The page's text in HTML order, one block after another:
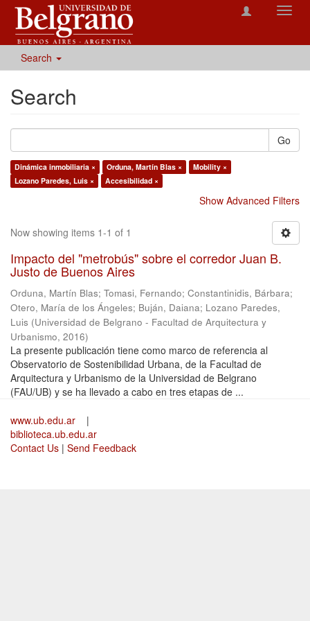
Search
Search
Go
Dinámica inmobiliaria × Orduna, Martín Blas ×
Mobility ×
Lozano Paredes, Luis ×
Accesibilidad ×
Show Advanced Filters
Now showing items 1-1 of 1
Impacto del "metrobús" sobre el corredor Juan B.
Justo de Buenos Aires
Orduna, Martín Blas; Tomasi, Fernando; Constantinidis, Bárbara;
Otero, María de los Ángeles; Buján, Daiana; Lozano Paredes,
Luis (Universidad de Belgrano - Facultad de Arquitectura y
Urbanismo, 2016)
La presente publicación tiene como marco de referencia al
Observatorio de Sostenibilidad Urbana, de la Facultad de
Arquitectura y Urbanismo de la Universidad de Belgrano
(FAU/UB) y se ha llevado a cabo en tres etapas de ...
www.ub.edu.ar
|
biblioteca.ub.edu.ar
Contact Us | Send Feedback